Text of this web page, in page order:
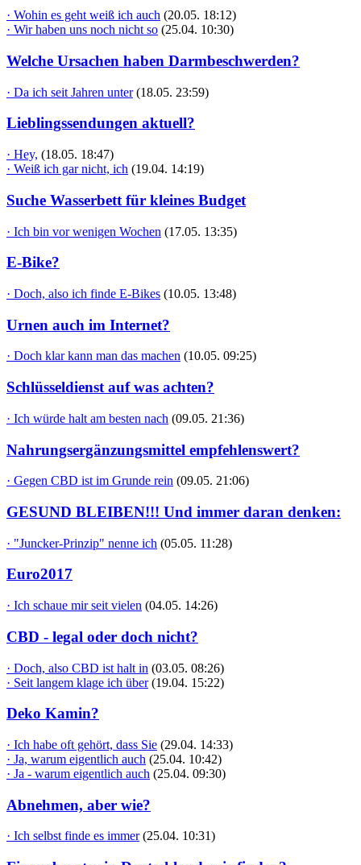
· Wohin es geht weiß ich auch (20.05. 18:12)
· Wir haben uns noch nicht so (25.04. 10:30)
Welche Ursachen haben Darmbeschwerden?
· Da ich seit Jahren unter (18.05. 23:59)
Lieblingssendungen aktuell?
· Hey, (18.05. 18:47)
· Weiß ich gar nicht, ich (19.04. 14:19)
Suche Wasserbett für kleines Budget
· Ich bin vor wenigen Wochen (17.05. 13:35)
E-Bike?
· Doch, also ich finde E-Bikes (10.05. 13:48)
Urnen auch im Internet?
· Doch klar kann man das machen (10.05. 09:25)
Schlüsseldienst auf was achten?
· Ich würde halt am besten nach (09.05. 21:36)
Nahrungsergänzungsmittel empfehlenswert?
· Gegen CBD ist im Grunde rein (09.05. 21:06)
GESUND BLEIBEN!!! Und immer daran denken:
· "Juncker-Prinzip" nenne ich (05.05. 11:28)
Euro2017
· Ich schaue mir seit vielen (04.05. 14:26)
CBD - legal oder doch nicht?
· Doch, also CBD ist halt in (03.05. 08:26)
· Seit langem klage ich über (19.04. 15:22)
Deko Kamin?
· Ich habe oft gehört, dass Sie (29.04. 14:33)
· Ja, warum eigentlich auch (25.04. 10:42)
· Ja - warum eigentlich auch (25.04. 09:30)
Abnehmen, aber wie?
· Ich selbst finde es immer (25.04. 10:31)